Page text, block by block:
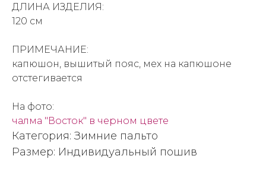
ДЛИНА ИЗДЕЛИЯ:
120 см
ПРИМЕЧАНИЕ:
капюшон, вышитый пояс, мех на капюшоне
отстегивается
На фото:
чалма "Восток" в черном цвете
Категория: Зимние пальто
Размер: Индивидуальный пошив